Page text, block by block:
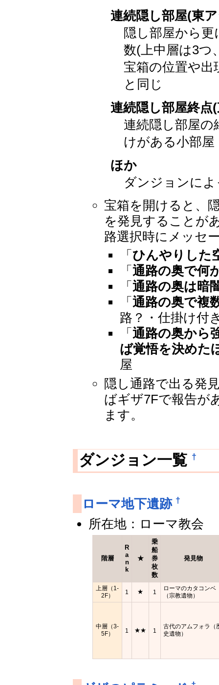
連続隠し部屋(東
隠し部屋から
数(上中層は3つ
宝箱の位置や出
と同じ
連続隠し部屋終
連続隠し部屋の
けがある小部屋
ほか
ダンジョンに
宝箱を開けると、
を発見することが
路選択時にメッセ
「 ひんやりした
「通路の奥で何
「通路の奥は暗
「通路の奥で複
路？・仕掛け付
「通路の奥から
ば覚悟を決めた
屋
隠し通路で出る発
ばギザ7Fで報告が
ます。
ダンジョン一覧 †
ローマ地下遺跡 †
所在地：ローマ教会
階層
R
a
n
k
★
乗
船
券
枚
数
発見物
上層（1-
2F）
1 ★ 1
ローマのカタコンベ
（宗教遺物）
中層（3-
5F）
1 ★★ 1
古代のアムフォラ（
史遺物）